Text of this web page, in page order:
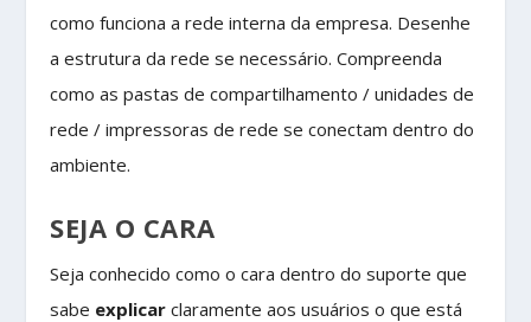
como funciona a rede interna da empresa. Desenhe
a estrutura da rede se necessário. Compreenda
como as pastas de compartilhamento / unidades de
rede / impressoras de rede se conectam dentro do
ambiente.
SEJA O CARA
Seja conhecido como o cara dentro do suporte que
sabe explicar claramente aos usuários o que está